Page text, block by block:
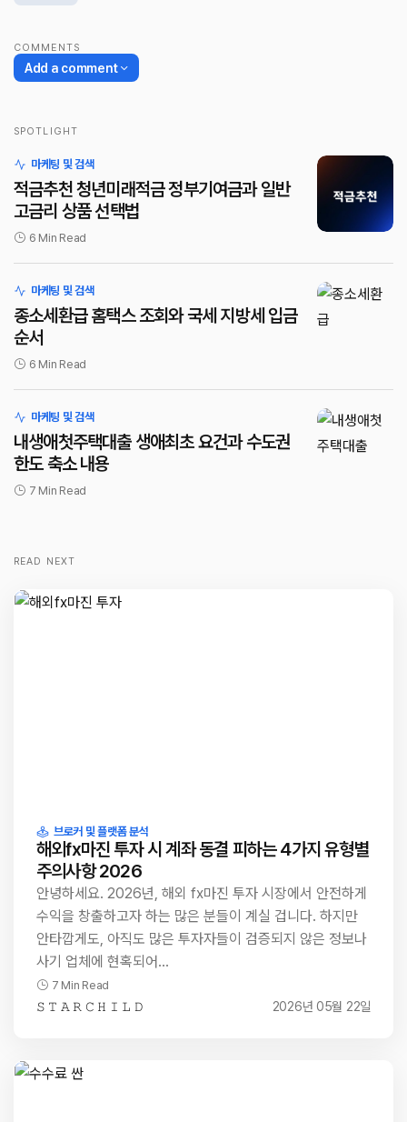
COMMENTS
Add a comment
SPOTLIGHT
마케팅 및 검색
적금추천 청년미래적금 정부기여금과 일반
고금리 상품 선택법
6 Min Read
마케팅 및 검색
종소세환급 홈택스 조회와 국세 지방세 입금
순서
6 Min Read
마케팅 및 검색
내생애첫주택대출 생애최초 요건과 수도권
한도 축소 내용
7 Min Read
READ NEXT
브로커 및 플랫폼 분석
해외fx마진 투자 시 계좌 동결 피하는 4가지 유형별
주의사항 2026
안녕하세요. 2026년, 해외 fx마진 투자 시장에서 안전하게
수익을 창출하고자 하는 많은 분들이 계실 겁니다. 하지만
안타깝게도, 아직도 많은 투자자들이 검증되지 않은 정보나
사기 업체에 현혹되어…
7 Min Read
𝚂 𝚃 𝙰 𝚁 𝙲 𝙷 𝙸 𝙻 𝙳 2026년 05월 22일